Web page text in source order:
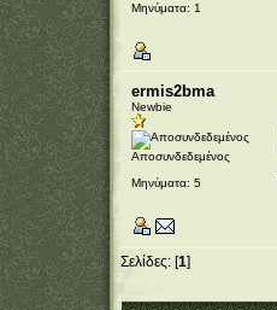
Μηνύματα: 1
ermis2bma
Newbie
Αποσυνδεδεμένος
Μηνύματα: 5
Σελίδες: [1]